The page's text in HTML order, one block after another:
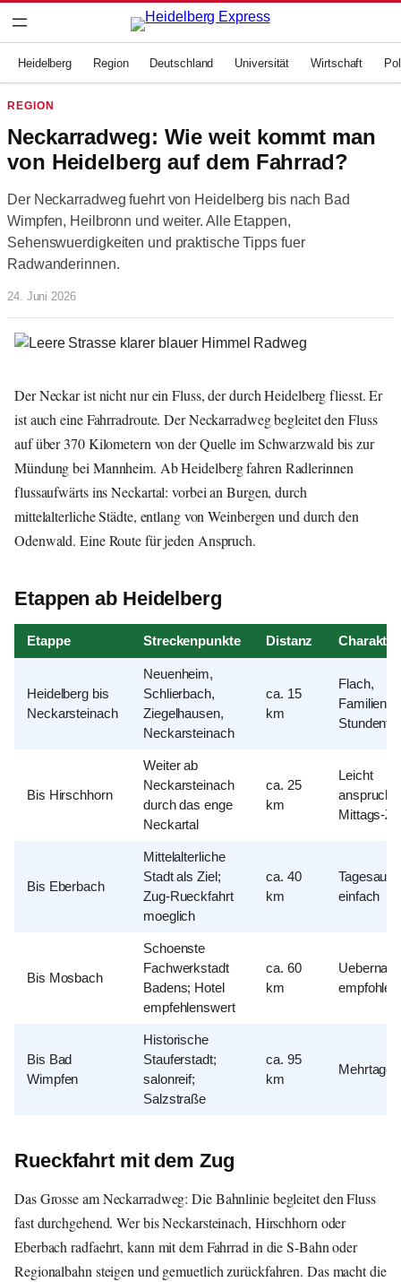
Inhalt
Heidelberg Region Deutschland Universität Wirtschaft
REGION
Neckarradweg: Wie weit kommt man
von Heidelberg auf dem Fahrrad?
Der Neckarradweg fuehrt von Heidelberg bis nach Bad
Wimpfen, Heilbronn und weiter. Alle Etappen,
Sehenswuerdigkeiten und praktische Tipps fuer
Radwanderinnen.
24. Juni 2026
Der Neckar ist nicht nur ein Fluss, der durch Heidelberg fliesst. Er
ist auch eine Fahrradroute. Der Neckarradweg begleitet den Fluss
auf über 370 Kilometern von der Quelle im Schwarzwald bis zur
Mündung bei Mannheim. Ab Heidelberg fahren Radlerinnen
flussaufwärts ins Neckartal: vorbei an Burgen, durch
mittelalterliche Städte, entlang von Weinbergen und durch den
Odenwald. Eine Route für jeden Anspruch.
Etappen ab Heidelberg
Etappe Streckenpunkte Distanz Charakter
Heidelberg bis
Neckarsteinach
Neuenheim,
Schlierbach,
Ziegelhausen,
Neckarsteinach
ca. 15
km
Flach,
Bis Hirschhorn
Weiter ab
Neckarsteinach
durch das enge
Neckartal
ca. 25
km
Leicht
Mittags-
Bis Eberbach
Mittelalterliche
Stadt als Ziel;
Zug-Rueckfahrt
moeglich
ca. 40
km
einfach
Bis Mosbach
Schoenste
Fachwerkstadt
Badens; Hotel
empfehlenswert
ca. 60
km
empfohlen
Bis Bad
Wimpfen
Historische
Stauferstadt;
salonreif;
Salzstraße
ca. 95
km
Rueckfahrt mit dem Zug
Das Grosse am Neckarradweg: Die Bahnlinie begleitet den Fluss
fast durchgehend. Wer bis Neckarsteinach, Hirschhorn oder
Eberbach radfaehrt, kann mit dem Fahrrad in die S-Bahn oder
Regionalbahn steigen und gemuetlich zurückfahren. Das macht die